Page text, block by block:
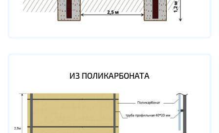
ИЗ ПОЛИКАРБОНАТА